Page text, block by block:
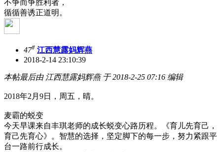
不争而争胜利者，
循循善诱正道明。
47# 江西慧露妈辉燕
2018-2-14 23:10:39
本帖最后由 江西慧露妈辉燕 于 2018-2-25 07:16 编辑
2018年2月9日，周五，晴。
麦霸的蜕变
今天早课来自丰琪老师的成长蜕变心路历程。《育儿先育己，
育己先育心》。智慧的选择，坚定脚下的每一步，努力紧跟平
台一路前行成长。